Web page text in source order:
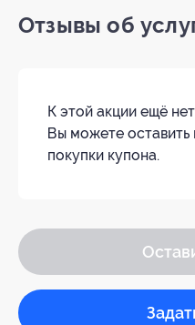
Отзывы об
К этой акции ещё
Вы можете оставить
покупки купона.